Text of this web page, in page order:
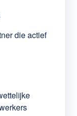
die actief